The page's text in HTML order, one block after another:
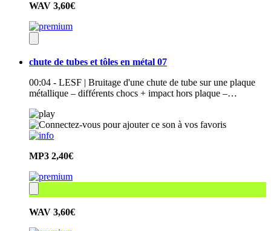
WAV 3,60€
chute de tubes et tôles en métal 07
00:04 - LESF | Bruitage d'une chute de tube sur une plaque
métallique – différents chocs + impact hors plaque –…
MP3 2,40€
WAV 3,60€